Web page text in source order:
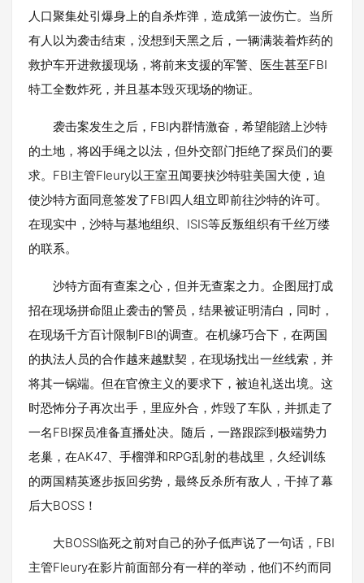
人口聚集处引爆身上的自杀炸弹，造成第一波伤亡。当所
有人以为袭击结束，没想到天黑之后，一辆满装着炸药的
救护车开进救援现场，将前来支援的军警、医生甚至FBI
特工全数炸死，并且基本毁灭现场的物证。
袭击案发生之后，FBI内群情激奋，希望能踏上沙特
的土地，将凶手绳之以法，但外交部门拒绝了探员们的要
求。FBI主管Fleury以王室丑闻要挟沙特驻美国大使，迫
使沙特方面同意签发了FBI四人组立即前往沙特的许可。
在现实中，沙特与基地组织、ISIS等反叛组织有千丝万缕
的联系。
沙特方面有查案之心，但并无查案之力。企图屈打成
招在现场拼命阻止袭击的警员，结果被证明清白，同时，
在现场千方百计限制FBI的调查。在机缘巧合下，在两国
的执法人员的合作越来越默契，在现场找出一丝线索，并
将其一锅端。但在官僚主义的要求下，被迫礼送出境。这
时恐怖分子再次出手，里应外合，炸毁了车队，并抓走了
一名FBI探员准备直播处决。随后，一路跟踪到极端势力
老巢，在AK47、手榴弹和RPG乱射的巷战里，久经训练
的两国精英逐步扳回劣势，最终反杀所有敌人，干掉了幕
后大BOSS！
大BOSS临死之前对自己的孙子低声说了一句话，FBI
主管Fleury在影片前面部分有一样的举动，他们不约而同